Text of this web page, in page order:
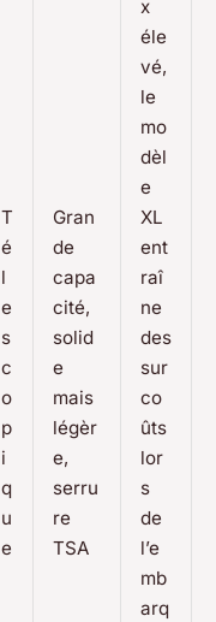
T
é
l
e
s
c
o
p
i
q
u
e
Gran
de
capa
cité,
solid
e
mais
légèr
e,
serru
re
TSA
x
éle
vé,
le
mo
dèl
e
XL
ent
raî
ne
des
sur
co
ûts
lor
s
de
l’e
mb
arq